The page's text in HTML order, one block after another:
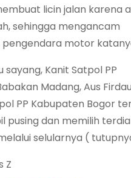
licin jalan karena
sehingga mengancam
motor
sayang, Kanit Satpol PP
Madang, Aus
PP Kabupaten Bogor
pusing dan memilih
selularnya (
Z